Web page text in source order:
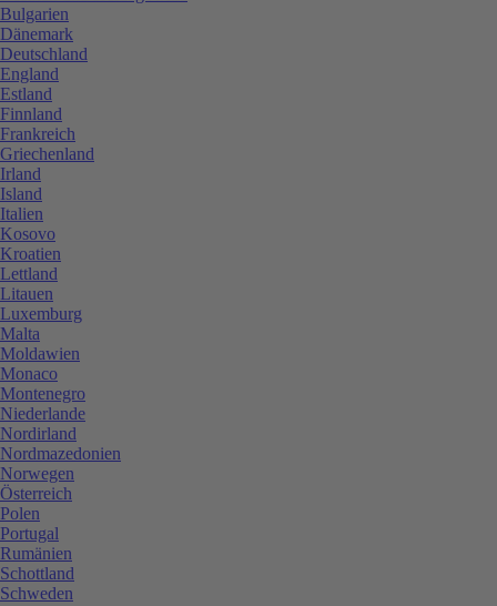
Bulgarien
Dänemark
Deutschland
England
Estland
Finnland
Frankreich
Griechenland
Irland
Island
Italien
Kosovo
Kroatien
Lettland
Litauen
Luxemburg
Malta
Moldawien
Monaco
Montenegro
Niederlande
Nordirland
Nordmazedonien
Norwegen
Österreich
Polen
Portugal
Rumänien
Schottland
Schweden